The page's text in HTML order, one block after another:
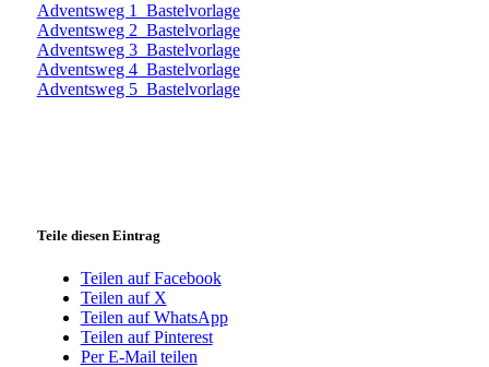
Adventsweg 1_Bastelvorlage
Adventsweg 2_Bastelvorlage
Adventsweg 3_Bastelvorlage
Adventsweg 4_Bastelvorlage
Adventsweg 5_Bastelvorlage
Teile diesen Eintrag
Teilen auf Facebook
Teilen auf X
Teilen auf WhatsApp
Teilen auf Pinterest
Per E-Mail teilen